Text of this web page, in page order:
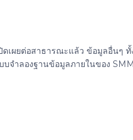
เผยต่อสาธารณะแล้ว ข้อมูลอื่นๆ
จำลองฐานข้อมูลภายในของ